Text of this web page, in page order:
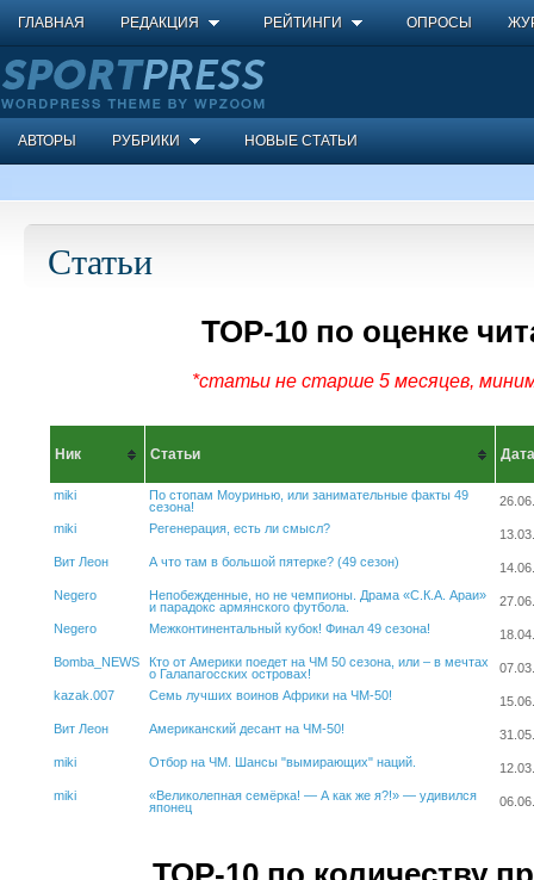
ГЛАВНАЯ РЕДАКЦИЯ РЕЙТИНГИ ОПРОСЫ
АВТОРЫ РУБРИКИ НОВЫЕ СТАТЬИ
Статьи
ТОР-10 по оценке
*статьи не старше 5 месяцев,
Ник Статьи Дата
miki
По стопам Моуринью, или занимательные факты 49
сезона!
miki
Регенерация, есть ли смысл?
Вит Леон
А что там в большой пятерке? (49 сезон)
Negero
Непобежденные, но не чемпионы. Драма «С.К.А. Араи»
и парадокс армянского футбола.
Negero
Межконтинентальный кубок! Финал 49 сезона!
Bomba_NEWS
Кто от Америки поедет на ЧМ 50 сезона, или – в мечтах
о Галапагосских островах!
kazak.007
Семь лучших воинов Африки на ЧМ-50!
Вит Леон
Американский десант на ЧМ-50!
miki
Отбор на ЧМ. Шансы "вымирающих" наций.
miki
«Великолепная семёрка! — А как же я?!» — удивился
японец